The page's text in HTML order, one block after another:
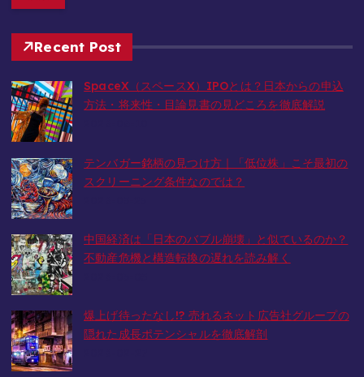
Recent Post
SpaceX（スペースX）IPOとは？日本からの申込
方法・将来性・目論見書の見どころを徹底解説
テンバガー銘柄の見つけ方｜「低位株」こそ最初の
スクリーニング条件なのでは？
中国経済は「日本のバブル崩壊」と似ているのか？
不動産危機と構造転換の遅れを読み解く
爆上げ待ったなし!? 売れるネット広告社グループの
隠れた成長ポテンシャルを徹底解剖